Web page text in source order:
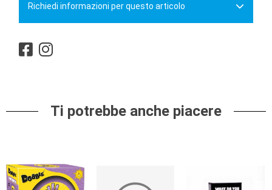
Richiedi informazioni per questo articolo
Ti potrebbe anche piacere